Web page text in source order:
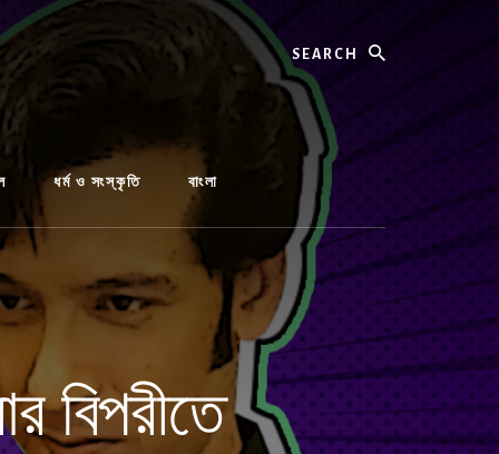
Search
ধর্ম ও সংস্কৃতি বাংলা
বিপরীতে